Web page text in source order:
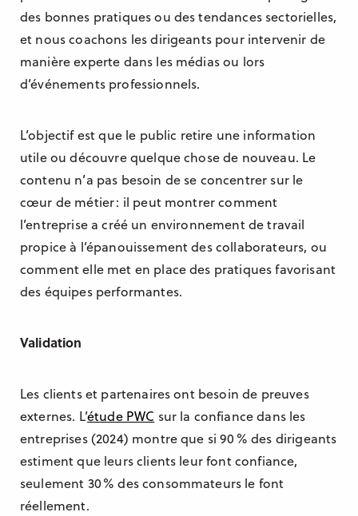
des bonnes pratiques ou des tendances sectorielles,
et nous coachons les dirigeants pour intervenir de
manière experte dans les médias ou lors
d’événements professionnels.
L’objectif est que le public retire une information
utile ou découvre quelque chose de nouveau. Le
contenu n’a pas besoin de se concentrer sur le
cœur de métier : il peut montrer comment
l’entreprise a créé un environnement de travail
propice à l’épanouissement des collaborateurs, ou
comment elle met en place des pratiques favorisant
des équipes performantes.
Validation
Les clients et partenaires ont besoin de preuves
externes. L’étude PWC sur la confiance dans les
entreprises (2024) montre que si 90 % des dirigeants
estiment que leurs clients leur font confiance,
seulement 30 % des consommateurs le font
réellement.